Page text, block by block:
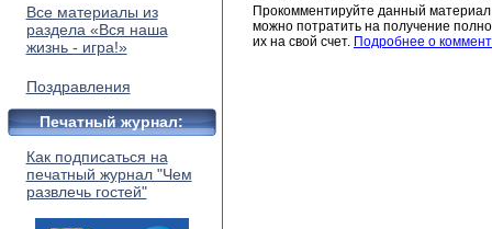
Все материалы из
раздела «Вся наша
жизнь - игра!»
Поздравления
Печатный журнал:
Как подписаться на
печатный журнал "Чем
развлечь гостей"
Прокомментируйте данный
можно потратить на получение
их на свой счет. Подробнее о